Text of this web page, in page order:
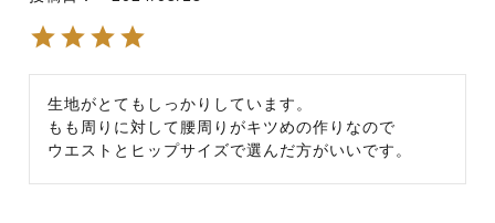
生地がとてもしっかりしています。
もも周りに対して腰周りがキツめの作りなので
ウエストとヒップサイズで選んだ方がいいです。